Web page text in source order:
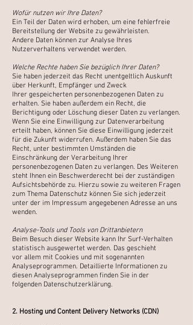
Wofür nutzen wir Ihre Daten?
Ein Teil der Daten wird erhoben, um eine fehlerfreie
Bereitstellung der Website zu gewährleisten.
Andere Daten können zur Analyse Ihres
Nutzerverhaltens verwendet werden.
Welche Rechte haben Sie bezüglich Ihrer Daten?
Sie haben jederzeit das Recht unentgeltlich Auskunft
über Herkunft, Empfänger und Zweck
Ihrer gespeicherten personenbezogenen Daten zu
erhalten. Sie haben außerdem ein Recht, die
Berichtigung oder Löschung dieser Daten zu verlangen.
Wenn Sie eine Einwilligung zur Datenverarbeitung
erteilt haben, können Sie diese Einwilligung jederzeit
für die Zukunft widerrufen. Außerdem haben Sie das
Recht, unter bestimmten Umständen die
Einschränkung der Verarbeitung Ihrer
personenbezogenen Daten zu verlangen. Des Weiteren
steht Ihnen ein Beschwerderecht bei der zuständigen
Aufsichtsbehörde zu. Hierzu sowie zu weiteren Fragen
zum Thema Datenschutz können Sie sich jederzeit
unter der im Impressum angegebenen Adresse an uns
wenden.
Analyse-Tools und Tools von Drittanbietern
Beim Besuch dieser Website kann Ihr Surf-Verhalten
statistisch ausgewertet werden. Das geschieht
vor allem mit Cookies und mit sogenannten
Analyseprogrammen. Detaillierte Informationen zu
diesen Analyseprogrammen finden Sie in der
folgenden Datenschutzerklärung.
2. Hosting und Content Delivery Networks (CDN)